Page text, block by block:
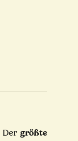
Der größte